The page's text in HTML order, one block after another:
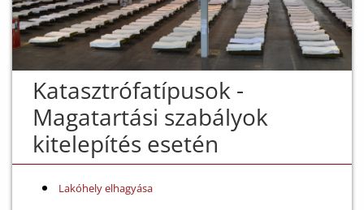
Katasztrófatípusok -
Magatartási szabályok
kitelepítés esetén
Lakóhely elhagyása